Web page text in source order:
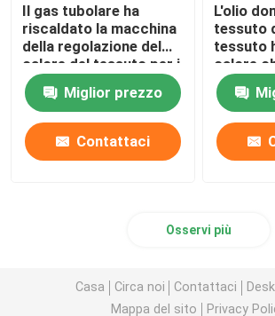
Il gas tubolare ha
riscaldato la macchina
della regolazione del
calore del tessuto per i
tessuti
dell'asciugamano
2200mm
Miglior prezzo
Contattaci
L'olio
tessuto
tessuto
calore
Stenter
Osservi più
Casa Circa noi Contattaci
Mappa del sito
Privacy